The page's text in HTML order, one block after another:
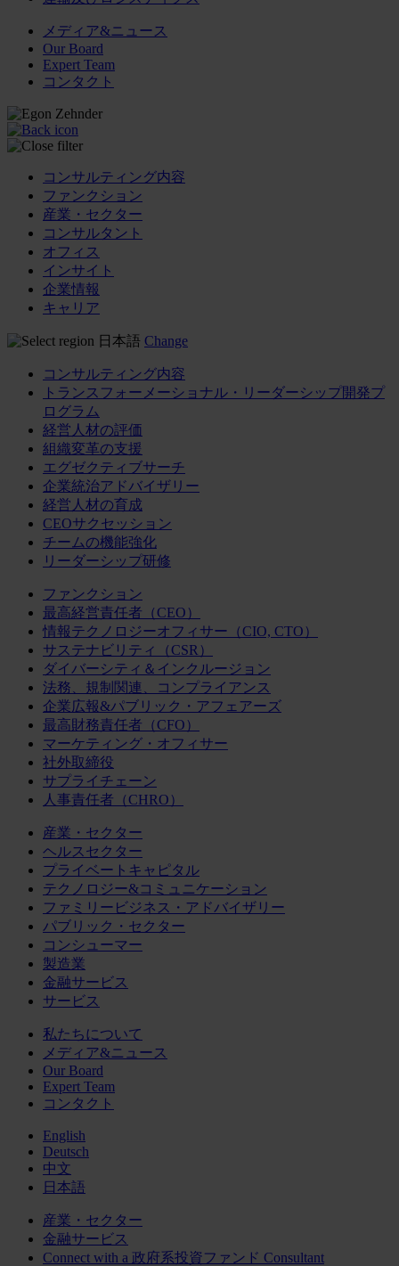
メディア&ニュース
Our Board
Expert Team
コンタクト
コンサルティング内容
ファンクション
産業・セクター
コンサルタント
オフィス
インサイト
企業情報
キャリア
日本語 Change
コンサルティング内容
トランスフォーメーショナル・リーダーシップ開発プ
ログラム
経営人材の評価
組織変革の支援
エグゼクティブサーチ
企業統治アドバイザリー
経営人材の育成
CEOサクセッション
チームの機能強化
リーダーシップ研修
ファンクション
最高経営責任者（CEO）
情報テクノロジーオフィサー（CIO, CTO）
サステナビリティ（CSR）
ダイバーシティ＆インクルージョン
法務、規制関連、コンプライアンス
企業広報&パブリック・アフェアーズ
最高財務責任者（CFO）
マーケティング・オフィサー
社外取締役
サプライチェーン
人事責任者（CHRO）
産業・セクター
ヘルスセクター
プライベートキャピタル
テクノロジー&コミュニケーション
ファミリービジネス・アドバイザリー
パブリック・セクター
コンシューマー
製造業
金融サービス
サービス
私たちについて
メディア&ニュース
Our Board
Expert Team
コンタクト
English
Deutsch
中文
日本語
産業・セクター
金融サービス
Connect with a 政府系投資ファンド Consultant